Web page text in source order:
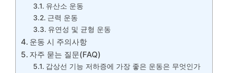
유산소 운동
근력 운동
유연성 및 균형 운동
운동 시 주의사항
자주 묻는 질문(FAQ)
갑상선 기능 저하증에 가장 좋은 운동은 무엇인가